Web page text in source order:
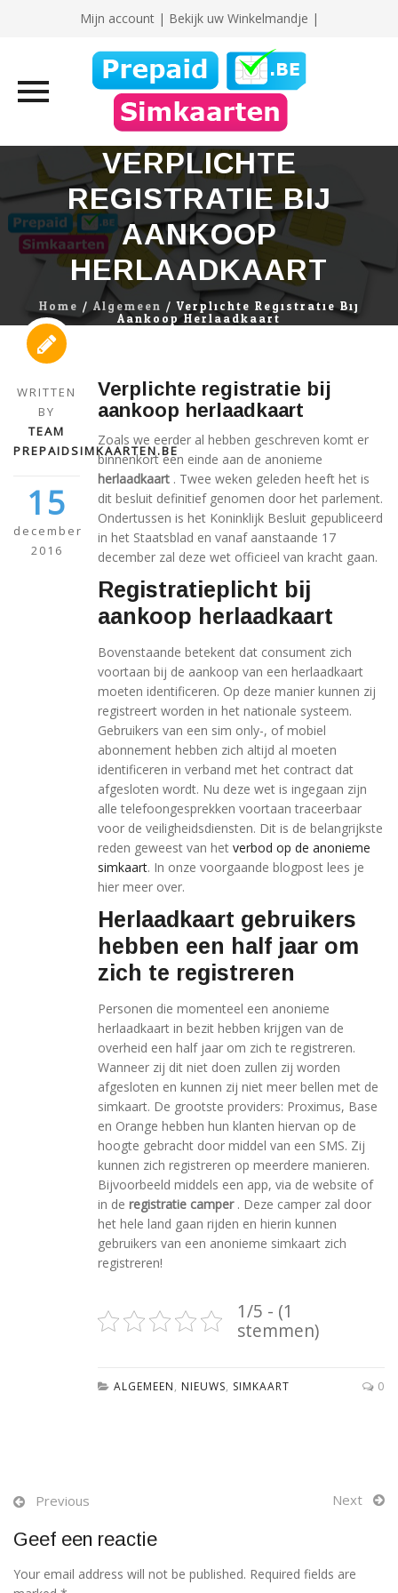
Mijn account| Bekijk uw Winkelmandje |
content
VERPLICHTE
REGISTRATIE BIJ
AANKOOP
HERLAADKAART
Home /Algemeen /Verplichte Registratie Bij
Aankoop Herlaadkaart
WRITTEN
BY
TEAM
PREPAIDSIMKAARTEN.BE
15
december
2016
Verplichte registratie bij
aankoop herlaadkaart
Zoals we eerder al hebben geschreven komt er
binnenkort een einde aan de anonieme
herlaadkaart . Twee weken geleden heeft het is
dit besluit definitief genomen door het parlement.
Ondertussen is het Koninklijk Besluit gepubliceerd
in het Staatsblad en vanaf aanstaande 17
december zal deze wet officieel van kracht gaan.
Registratieplicht bij
aankoop herlaadkaart
Bovenstaande betekent dat consument zich
voortaan bij de aankoop van een herlaadkaart
moeten identificeren. Op deze manier kunnen zij
registreert worden in het nationale systeem.
Gebruikers van een sim only-, of mobiel
abonnement hebben zich altijd al moeten
identificeren in verband met het contract dat
afgesloten wordt. Nu deze wet is ingegaan zijn
alle telefoongesprekken voortaan traceerbaar
voor de veiligheidsdiensten. Dit is de belangrijkste
reden geweest van het verbod op de anonieme
simkaart. In onze voorgaande blogpost lees je
hier meer over.
Herlaadkaart gebruikers
hebben een half jaar om
zich te registreren
Personen die momenteel een anonieme
herlaadkaart in bezit hebben krijgen van de
overheid een half jaar om zich te registreren.
Wanneer zij dit niet doen zullen zij worden
afgesloten en kunnen zij niet meer bellen met de
simkaart. De grootste providers: Proximus, Base
en Orange hebben hun klanten hiervan op de
hoogte gebracht door middel van een SMS. Zij
kunnen zich registreren op meerdere manieren.
Bijvoorbeeld middels een app, via de website of
in de registratie camper . Deze camper zal door
het hele land gaan rijden en hierin kunnen
gebruikers van een anonieme simkaart zich
registreren!
1/5 - (1
stemmen)
ALGEMEEN, NIEUWS, SIMKAART 0
Previous Next
Geef een reactie
Your email address will not be published. Required fields are